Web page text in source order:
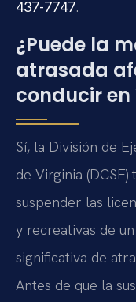
437-7747.
¿Puede la
atrasada
conducir en
Sí, la División de
de Virginia
suspender las
y recreativas de
significativa de
Antes de que la